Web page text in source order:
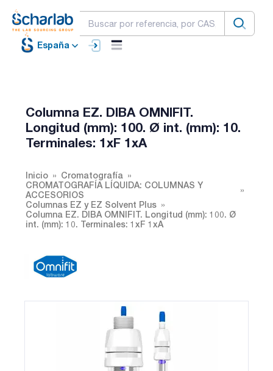
España
Columna EZ. DIBA OMNIFIT.
Longitud (mm): 100. Ø int. (mm): 10.
Terminales: 1xF 1xA
Inicio
Cromatografía
CROMATOGRAFÍA LÍQUIDA: COLUMNAS Y
ACCESORIOS
Columnas EZ y EZ Solvent Plus
Columna EZ. DIBA OMNIFIT. Longitud (mm): 100. Ø
int. (mm): 10. Terminales: 1xF 1xA